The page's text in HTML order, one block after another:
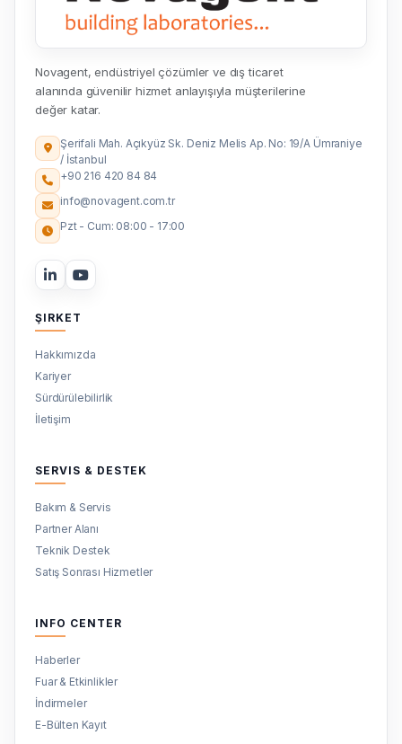
Novagent, endüstriyel çözümler ve dış ticaret
alanında güvenilir hizmet anlayışıyla müşterilerine
değer katar.
Şerifali Mah. Açıkyüz Sk. Deniz Melis Ap. No: 19/A Ümraniye
/ İstanbul
+90 216 420 84 84
info@novagent.com.tr
Pzt - Cum: 08:00 - 17:00
ŞIRKET
Hakkımızda
Kariyer
Sürdürülebilirlik
İletişim
SERVIS & DESTEK
Bakım & Servis
Partner Alanı
Teknik Destek
Satış Sonrası Hizmetler
INFO CENTER
Haberler
Fuar & Etkinlikler
İndirmeler
E-Bülten Kayıt